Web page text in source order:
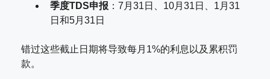
季度TDS申报 ：7月31日、10月31日、1月31
日和5月31日
错过这些截止日期将导致每月1%的利息以及累积罚
款。